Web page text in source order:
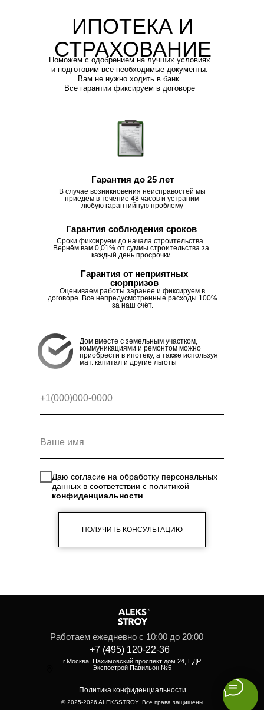
ИПОТЕКА И
СТРАХОВАНИЕ
Дом вместе с земельным участком,
коммуникациями и ремонтом можно
приобрести в ипотеку, а также используя
мат. капитал и другие льготы
Даю согласие на обработку персональных
данных в соответствии с политикой
конфиденциальности
ПОЛУЧИТЬ КОНСУЛЬТАЦИЮ
Оцениваем работы заранее и фиксируем в
договоре. Все непредусмотренные расходы 100%
за наш счёт.
Гарантия от неприятных
сюрпризов
Сроки фиксируем до начала строительства.
Вернём вам 0,01% от суммы строительства за
каждый день просрочки
Гарантия соблюдения сроков
В случае возникновения неисправостей мы
приедем в течение 48 часов и устраним
любую гарантийную проблему
Гарантия до 25 лет
Поможем с одобрением на лучших условиях
и подготовим все необходимые документы.
Вам не нужно ходить в банк.
Все гарантии фиксируем в договоре
+7 (495) 120-22-36
Работаем ежедневно с 10:00 до 20:00
© 2025-2026 ALEKSSTROY. Все права защищены
Политика конфиденциальности
г.Москва, Нахимовский проспект дом 24, ЦДР
Экспострой Павильон №5